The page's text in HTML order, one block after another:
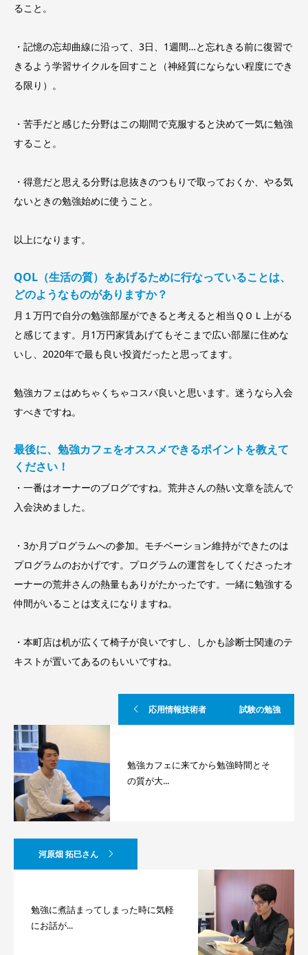
ること。
・記憶の忘却曲線に沿って、3日、1週間…と忘れきる前に復習で
きるよう学習サイクルを回すこと（神経質にならない程度にでき
る限り）。
・苦手だと感じた分野はこの期間で克服すると決めて一気に勉強
すること。
・得意だと思える分野は息抜きのつもりで取っておくか、やる気
ないときの勉強始めに使うこと。
以上になります。
QOL（生活の質）をあげるために行なっていることは、
どのようなものがありますか？
月１万円で自分の勉強部屋ができると考えると相当ＱＯＬ上がる
と感じてます。月1万円家賃あげてもそこまで広い部屋に住めな
いし、2020年で最も良い投資だったと思ってます。
勉強カフェはめちゃくちゃコスパ良いと思います。迷うなら入会
すべきですね。
最後に、勉強カフェをオススメできるポイントを教えて
ください！
・一番はオーナーのブログですね。荒井さんの熱い文章を読んで
入会決めました。
・3か月プログラムへの参加。モチベーション維持ができたのは
プログラムのおかげです。プログラムの運営をしてくださったオ
ーナーの荒井さんの熱量もありがたかったです。一緒に勉強する
仲間がいることは支えになりますね。
・本町店は机が広くて椅子が良いですし、しかも診断士関連のテ
キストが置いてあるのもいいですね。
応用情報技術者 試験の勉強
勉強カフェに来てから勉強時間とそ
の質が大...
河原畑 拓巳さん
勉強に煮詰まってしまった時に気軽
にお話が...